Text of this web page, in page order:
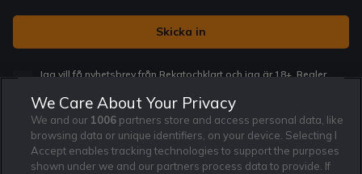
Jag vill få nyhetsbrev från Rekatochklart och jag är 18+. Regler
We Care About Your Privacy
We and our 1006 partners store and access personal data, like
browsing data or unique identifiers, on your device. Selecting I
Accept enables tracking technologies to support the purposes
shown under we and our partners process data to provide. If